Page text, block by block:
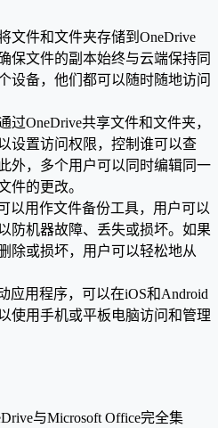
文件和文件夹存储到OneDrive
保文件的副本始终与云端保持同
设备，他们都可以随时随地访问
OneDrive共享文件和文件夹，
设置访问权限，控制谁可以查
外，多个用户可以同时编辑同一
件的更改。
以用作文件备份工具，用户可以
防机器故障、丢失或损坏。如果
除或损坏，用户可以轻松地从
应用程序，可以在iOS和Android
使用手机或平板电脑访问和管理
与Microsoft Office完全集